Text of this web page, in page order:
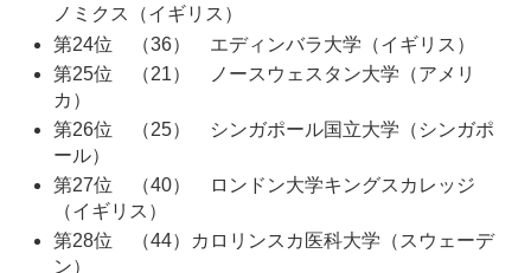
ノミクス（イギリス）
第24位 （36） エディンバラ大学（イギリス）
第25位 （21） ノースウェスタン大学（アメリ
カ）
第26位 （25） シンガポール国立大学（シンガポ
ール）
第27位 （40） ロンドン大学キングスカレッジ
（イギリス）
第28位 （44）カロリンスカ医科大学（スウェーデ
ン）